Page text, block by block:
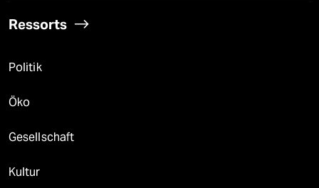
Ressorts
Politik
Öko
Gesellschaft
Kultur